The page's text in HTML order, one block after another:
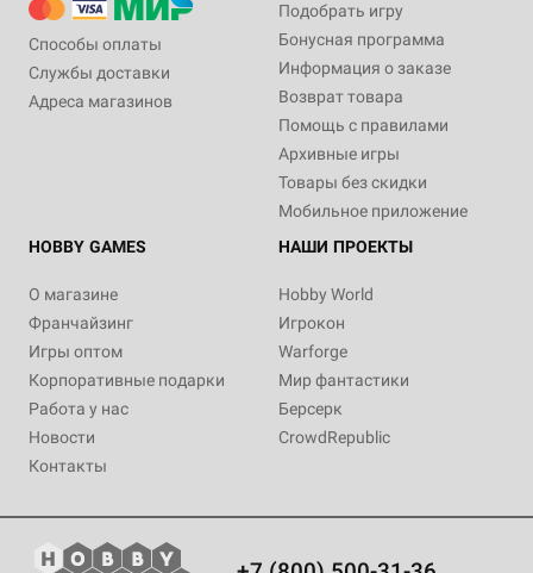
Способы оплаты
Службы доставки
Адреса магазинов
Подобрать игру
Бонусная программа
Информация о заказе
Возврат товара
Помощь с правилами
Архивные игры
Товары без скидки
Мобильное приложение
HOBBY GAMES
О магазине
Франчайзинг
Игры оптом
Корпоративные подарки
Работа у нас
Новости
Контакты
НАШИ ПРОЕКТЫ
Hobby World
Игрокон
Warforge
Мир фантастики
Берсерк
CrowdRepublic